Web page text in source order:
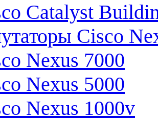
Catalyst
Cisco
Nexus 7000
Nexus 5000
Nexus 1000v